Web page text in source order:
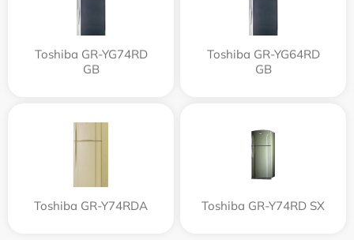
Toshiba GR-YG74RD
GB
Toshiba GR-YG64RD
GB
Toshiba GR-Y74RDA Toshiba GR-Y74RD SX